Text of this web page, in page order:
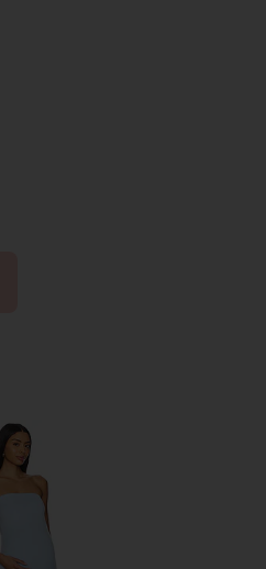
Dress
Midi Dress in Powedered Blue